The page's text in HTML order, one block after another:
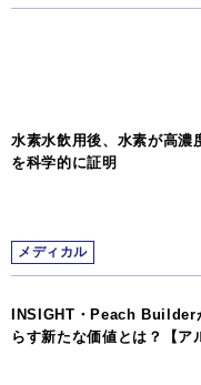
水素水飲用後、水素が高濃
を科学的に証明
メディカル
INSIGHT・Peach Builder
らす新たな価値とは？【